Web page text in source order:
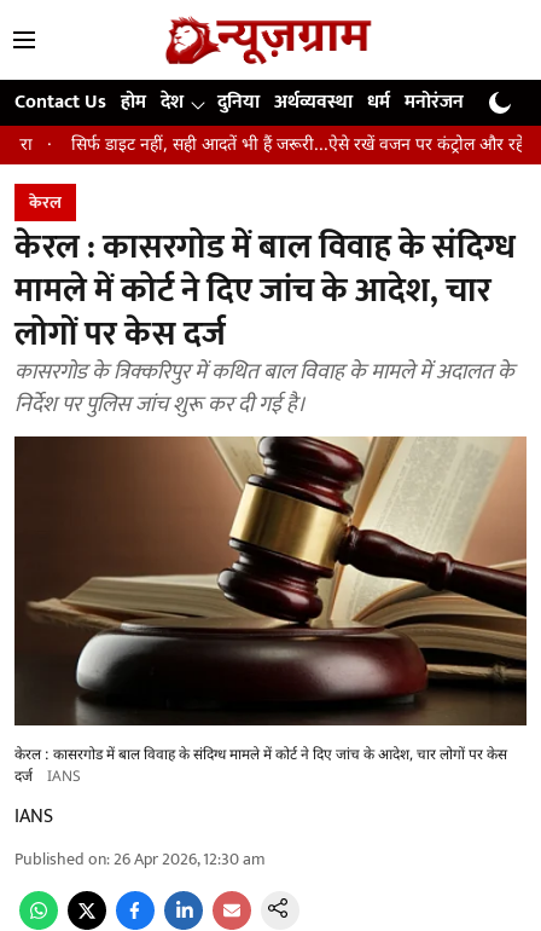
Contact Us होम देश दुनिया अर्थव्यवस्था धर्म मनोरंजन खेल
नहीं, सही आदतें भी हैं जरूरी...ऐसे रखें वजन पर कंट्रोल और रहें लंबे समय तक स्वस्थ
केरल
केरल : कासरगोड में बाल विवाह के संदिग्ध
मामले में कोर्ट ने दिए जांच के आदेश, चार
लोगों पर केस दर्ज
कासरगोड के त्रिक्करिपुर में कथित बाल विवाह के मामले में अदालत के
निर्देश पर पुलिस जांच शुरू कर दी गई है।
केरल : कासरगोड में बाल विवाह के संदिग्ध मामले में कोर्ट ने दिए जांच के आदेश, चार लोगों पर केस
दर्ज
IANS
IANS
Published on:26 Apr 2026, 12:30 am